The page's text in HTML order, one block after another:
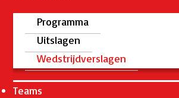
Programma
Uitslagen
Wedstrijdverslagen
Teams